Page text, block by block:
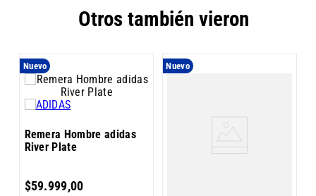
Otros también vieron
Nuevo
Remera Hombre adidas
River Plate
$59.999,00
Nuevo